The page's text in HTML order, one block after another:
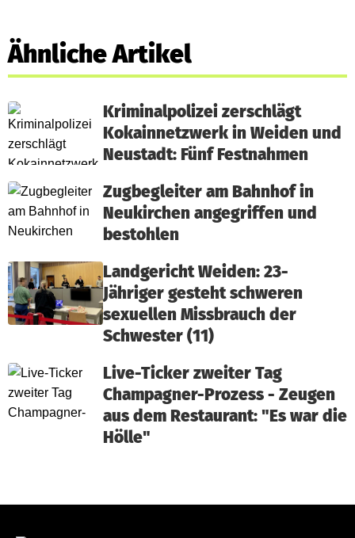
Ähnliche Artikel
Kriminalpolizei zerschlägt
Kokainnetzwerk in Weiden und
Neustadt: Fünf Festnahmen
Zugbegleiter am Bahnhof in
Neukirchen angegriffen und
bestohlen
Landgericht Weiden: 23-
Jähriger gesteht schweren
sexuellen Missbrauch der
Schwester (11)
Live-Ticker zweiter Tag
Champagner-Prozess - Zeugen
aus dem Restaurant: "Es war die
Hölle"